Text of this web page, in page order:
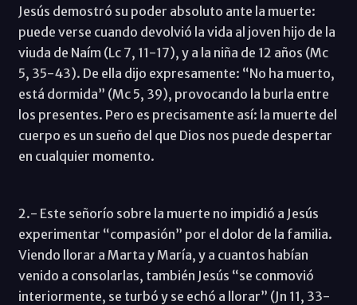
Jesús demostró su poder absoluto ante la muerte:
puede verse cuando devolvió la vida al joven hijo de la
viuda de Naím (Lc 7, 11-17), y a la niña de 12 años (Mc
5, 35-43). De ella dijo expresamente: “No ha muerto,
está dormida” (Mc 5, 39), provocando la burla entre
los presentes. Pero es precisamente así: la muerte del
cuerpo es un sueño del que Dios nos puede despertar
en cualquier momento.
2.- Este señorío sobre la muerte no impidió a Jesús
experimentar “compasión” por el dolor de la familia.
Viendo llorar a Marta y María, y a cuantos habían
venido a consolarlas, también Jesús “se conmovió
interiormente, se turbó y se echó a llorar” (Jn 11, 33-